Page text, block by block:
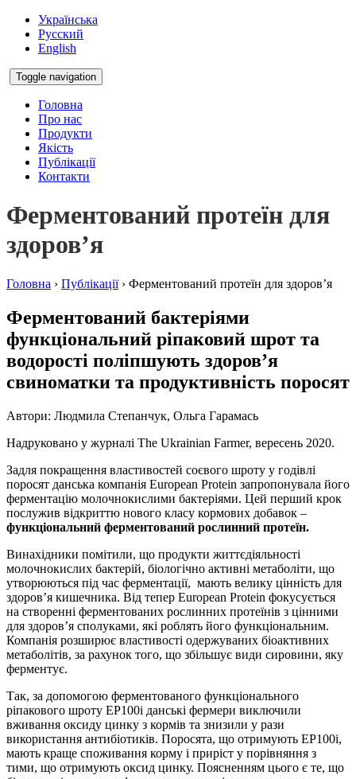
Українська
Русский
English
Toggle navigation
Головна
Про нас
Продукти
Якість
Публікації
Контакти
Ферментований протеїн для
здоров’я
Головна › Публікації› Ферментований протеїн для здоров’я
Ферментований бактеріями
функціональний ріпаковий шрот та
водорості поліпшують здоров’я
свиноматки та продуктивність поросят
Автори: Людмила Степанчук, Ольга Гарамась
Надруковано у журналі The Ukrainian Farmer, вересень 2020.
Задля покращення властивостей соєвого шроту у годівлі
поросят данська компанія European Protein запропонувала його
ферментацію молочнокислими бактеріями. Цей перший крок
послужив відкриттю нового класу кормових добавок –
функціональний ферментований рослинний протеїн.
Винахідники помітили, що продукти життєдіяльності
молочнокислих бактерій, біологічно активні метаболіти, що
утворюються під час ферментації, мають велику цінність для
здоров’я кишечника. Від тепер European Protein фокусується
на створенні ферментованих рослинних протеїнів з цінними
для здоров’я сполуками, які роблять його функціональним.
Компанія розширює властивості одержуваних біоактивних
метаболітів, за рахунок того, що збільшує види сировини, яку
ферментує.
Так, за допомогою ферментованого функціонального
ріпакового шроту ЕР100i данські фермери виключили
вживання оксиду цинку з кормів та знизили у рази
використання антибіотиків. Поросята, що отримують ЕР100i,
мають краще споживання корму і приріст у порівняння з
тими, що отримують оксид цинку. Поясненням цього є те, що